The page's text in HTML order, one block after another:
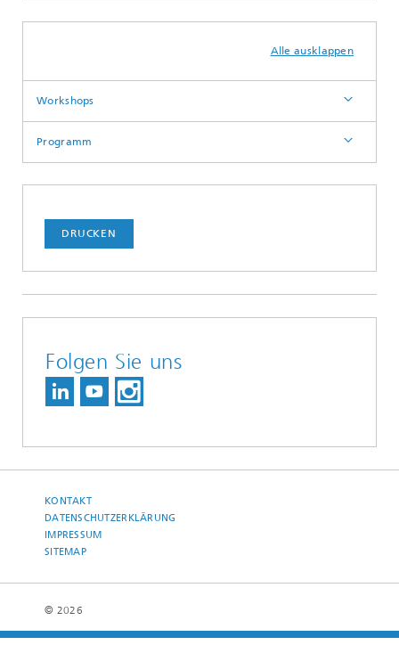
Alle ausklappen
Workshops
Programm
DRUCKEN
Folgen Sie uns
KONTAKT
DATENSCHUTZERKLÄRUNG
IMPRESSUM
SITEMAP
© 2026